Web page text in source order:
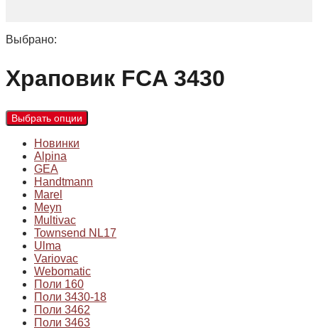
Выбрано:
Храповик FCA 3430
Выбрать опции
Новинки
Alpina
GEA
Handtmann
Marel
Meyn
Multivac
Townsend NL17
Ulma
Variovac
Webomatic
Поли 160
Поли 3430-18
Поли 3462
Поли 3463